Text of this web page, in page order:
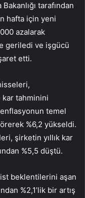
tarafından
hafta için yeni
azalarak
geriledi ve işgücü
etti.
kar tahminini
temel
%6,2 yükseldi.
şirketin yıllık kar
%5,5 düştü.
beklentilerini aşan
%2,1’lik bir artış